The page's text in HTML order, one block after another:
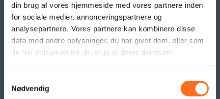
din brug af vores hjemmeside med vores partnere inden
for sociale medier, annonceringspartnere og
analysepartnere. Vores partnere kan kombinere disse
data med andre oplysninger, du har givet dem, eller som
de har indsamlet fra din brug af deres tjenester.
Nødvendig
Indoor bannere
Outdoor Bannere
Roll Up Banner
Flex Display
Beachflag
Logo- & Reklameflag